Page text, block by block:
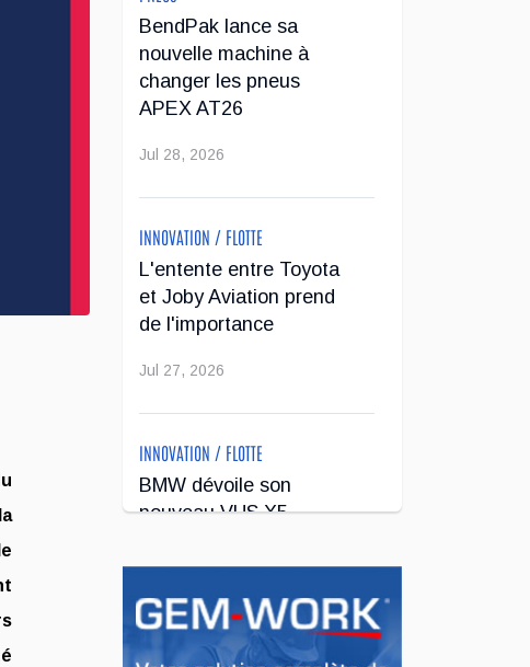
BendPak lance sa
nouvelle machine à
changer les pneus
APEX AT26
Jul 28, 2026
INNOVATION / FLOTTE
L'entente entre Toyota
et Joby Aviation prend
de l'importance
Jul 27, 2026
INNOVATION / FLOTTE
BMW dévoile son
nouveau VUS X5
INNOVATION / FLOTTE